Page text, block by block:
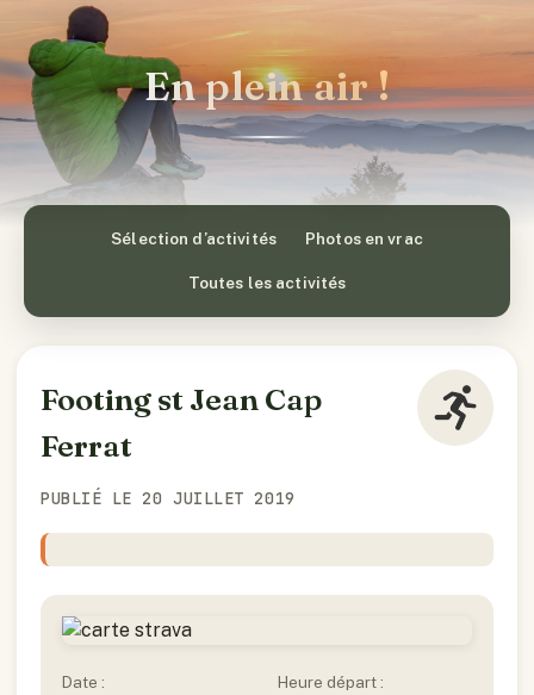
En plein air !
Sélection d’activités Photos en vrac
Toutes les activités
Footing st Jean Cap
Ferrat
PUBLIÉ LE 20 JUILLET 2019
Date : Heure départ :